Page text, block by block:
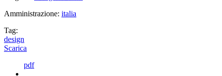
Amministrazione: italia
Tag:
design
Scarica
pdf